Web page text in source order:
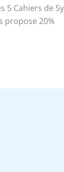
5 Cahiers de
propose 20%